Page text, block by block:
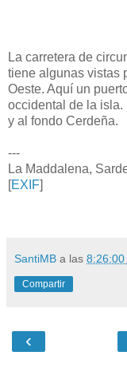
La carretera de
tiene algunas vistas
Oeste. Aquí un
occidental de la isla.
y al fondo Cerdeña.
---
La Maddalena,
[EXIF]
SantiMB a las 8:26:00
Compartir
‹